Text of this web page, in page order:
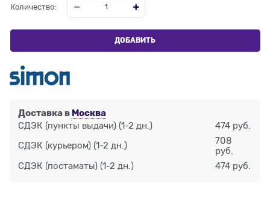
Количество:
ДОБАВИТЬ
Доставка в Москва
СДЭК (пункты выдачи) (1-2 дн.) 474 руб.
СДЭК (курьером) (1-2 дн.)
708
руб.
СДЭК (постаматы) (1-2 дн.) 474 руб.